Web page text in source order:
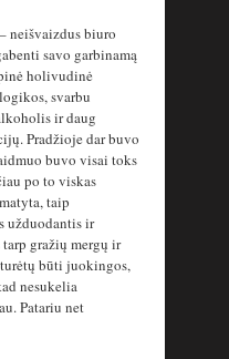
– neišvaizdus biuro
savo garbinamą
holivudinė
svarbu
ir daug
Pradžioje dar buvo
buvo visai toks
po to viskas
taip
užduodantis ir
tarp gražių mergų ir
būti juokingos,
nesukelia
Patariu net